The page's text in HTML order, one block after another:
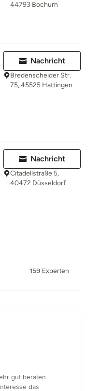
44793 Bochum
Nachricht
Bredenscheider Str.
75, 45525 Hattingen
Nachricht
Citadellstraße 5,
40472 Düsseldorf
159 Experten
gut beraten
das